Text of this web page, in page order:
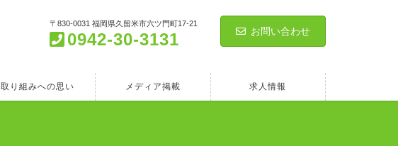
〒830-0031 福岡県久留米市六ツ門町17-21
0942-30-3131 お問い合わせ
取り組みへの思い メディア掲載 求人情報